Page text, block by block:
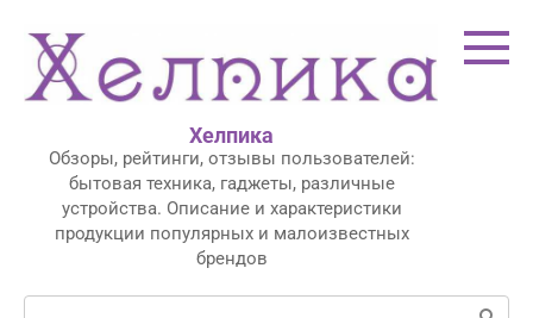
контенту
Хелпика
Обзоры, рейтинги, отзывы пользователей:
бытовая техника, гаджеты, различные
устройства. Описание и характеристики
продукции популярных и малоизвестных
брендов
Поиск: